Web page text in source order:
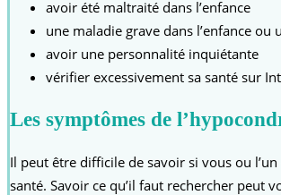
avoir été maltraité dans l’enfance
une maladie grave dans l’enfance
avoir une personnalité inquiétante
vérifier excessivement sa santé sur
Les symptômes de
Il peut être difficile de savoir si vous ou
santé. Savoir ce qu’il faut rechercher peut